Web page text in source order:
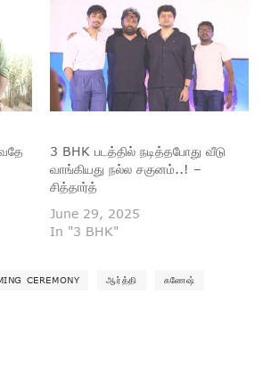
3 BHK படத்தில் நடித்தபோது வீடு
வாங்கியது நல்ல சகுனம்..! –
சித்தார்த்
June 29, 2025
In "3 BHK"
CEREMONY ஆர்த்தி கணேஷ்